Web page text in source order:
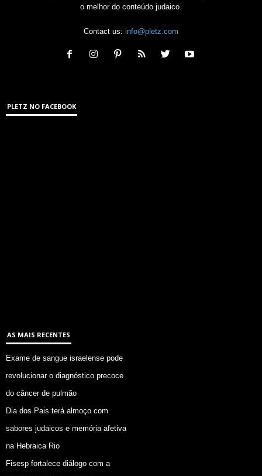
o melhor do conteúdo judaico.
Contact us: info@pletz.com
PLETZ NO FACEBOOK
AS MAIS RECENTES
Exame de sangue israelense pode
revolucionar o diagnóstico precoce
do câncer de pulmão
Dia dos Pais terá almoço com
sabores judaicos e memória afetiva
na Hebraica Rio
Fisesp fortalece diálogo com a